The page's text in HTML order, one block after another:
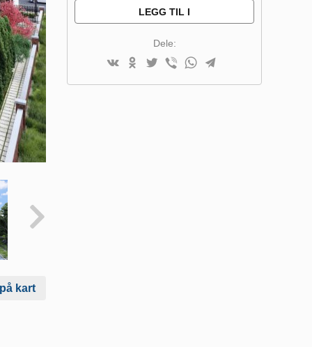
kart
LEGG TIL I
Dele: